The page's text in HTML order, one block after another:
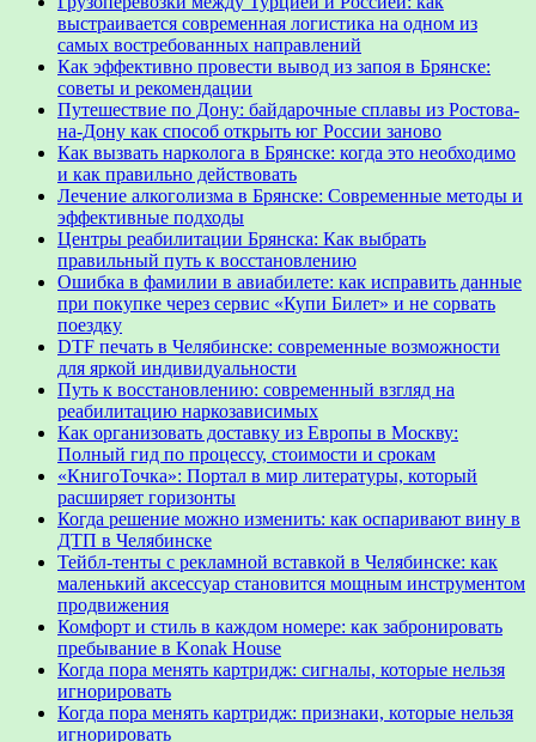
выстраивается современная логистика на одном из
самых востребованных направлений
Как эффективно провести вывод из запоя в Брянске:
советы и рекомендации
Путешествие по Дону: байдарочные сплавы из Ростова-
на-Дону как способ открыть юг России заново
Как вызвать нарколога в Брянске: когда это необходимо
и как правильно действовать
Лечение алкоголизма в Брянске: Современные методы и
эффективные подходы
Центры реабилитации Брянска: Как выбрать
правильный путь к восстановлению
Ошибка в фамилии в авиабилете: как исправить данные
при покупке через сервис «Купи Билет» и не сорвать
поездку
DTF печать в Челябинске: современные возможности
для яркой индивидуальности
Путь к восстановлению: современный взгляд на
реабилитацию наркозависимых
Как организовать доставку из Европы в Москву:
Полный гид по процессу, стоимости и срокам
«КнигоТочка»: Портал в мир литературы, который
расширяет горизонты
Когда решение можно изменить: как оспаривают вину в
ДТП в Челябинске
Тейбл-тенты с рекламной вставкой в Челябинске: как
маленький аксессуар становится мощным инструментом
продвижения
Комфорт и стиль в каждом номере: как забронировать
пребывание в Konak House
Когда пора менять картридж: сигналы, которые нельзя
игнорировать
Когда пора менять картридж: признаки, которые нельзя
игнорировать